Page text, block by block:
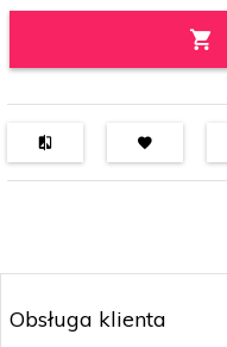
Obsługa klienta